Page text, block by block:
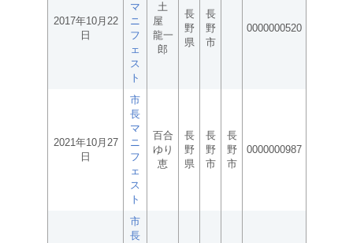
2017年10月22
日
マ
ニ
フ
ェ
ス
ト
土
屋
龍一
郎
長
野
県
長
野
市
0000000520
2021年10月27
日
市
長
マ
ニ
フ
ェ
ス
ト
百合
ゆり
恵
長
野
県
長
野
市
長
野
市
0000000987
市
長